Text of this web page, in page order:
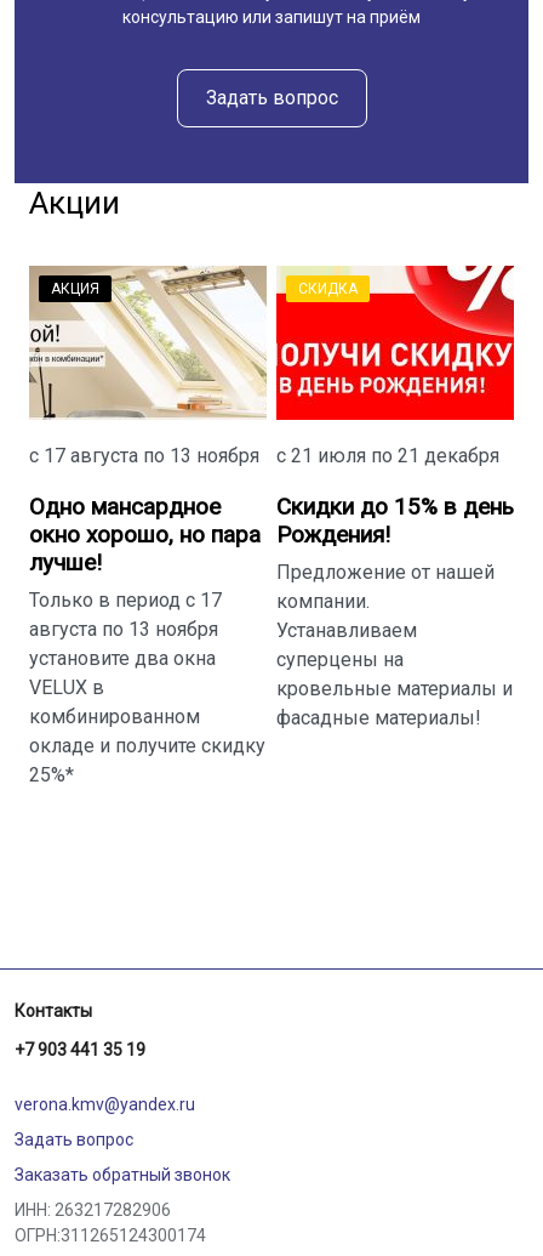
консультацию или запишут на приём
Задать вопрос
Акции
АКЦИЯ
с 17 августа по 13 ноября
Одно мансардное
окно хорошо, но пара
лучше!
Только в период с 17
августа по 13 ноября
установите два окна
VELUX в
комбинированном
окладе и получите скидку
25%*
СКИДКА
с 21 июля по 21 декабря
Скидки до 15% в день
Рождения!
Предложение от нашей
компании.
Устанавливаем
суперцены на
кровельные материалы и
фасадные материалы!
Контакты
+7 903 441 35 19
verona.kmv@yandex.ru
Задать вопрос
Заказать обратный звонок
ИНН: 263217282906
ОГРН:311265124300174